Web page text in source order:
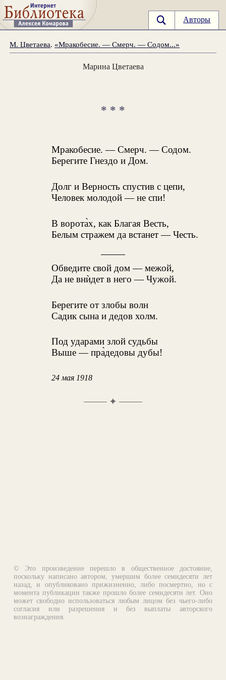
Авторы
М. Цветаева. «Мракобесие. — Смерч. — Содом...»
Марина Цветаева
* * *
Мракобесие. — Смерч. — Содом.
Берегите Гнездо и Дом.
Долг и Верность спустив с цепи,
Человек молодой — не спи!
В ворота̀х, как Благая Весть,
Белым стражем да встанет — Честь.
Обведите свой дом — межой,
Да не внѝдет в него — Чужой.
Берегите от злобы волн
Садик сына и дедов холм.
Под ударами злой судьбы
Выше — пра̀дедовы дубы!
24 мая 1918
✦
© Это произведение перешло в общественное достояние,
поскольку написано автором, умершим более семидесяти лет
назад, и опубликовано прижизненно, либо посмертно, но с
момента публикации также прошло более семидесяти лет. Оно
может свободно использоваться любым лицом без чьего-либо
согласия или разрешения и без выплаты авторского
вознаграждения.